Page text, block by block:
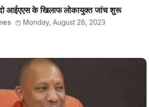
दो आईएएस के खिलाफ लोकायुक्त जांच शुरू
Monday, August 28, 2023